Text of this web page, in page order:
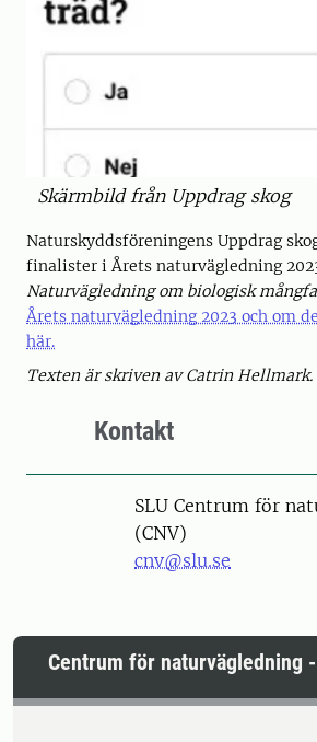
Skärmbild från Uppdrag skog
Naturskyddsföreningens Uppdrag
finalister i Årets naturvägledning
Naturvägledning om biologisk
Årets naturvägledning 2023 och om
här.
Texten är skriven av Catrin Hellmark.
Kontakt
SLU Centrum för
(CNV)
cnv@slu.se
Centrum för naturvägledning